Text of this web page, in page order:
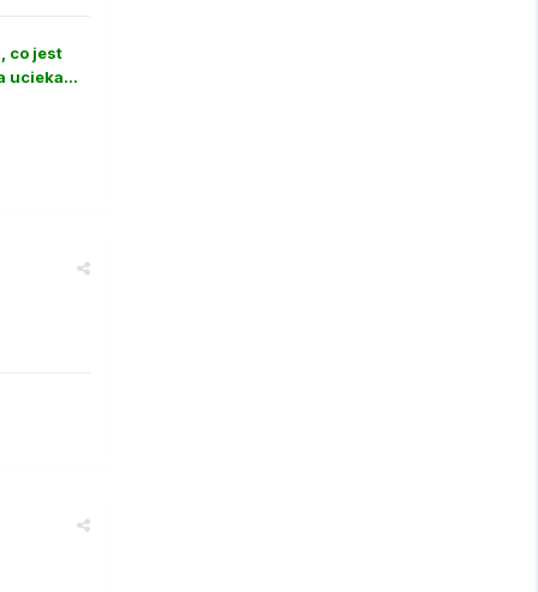
co jest
ucieka...